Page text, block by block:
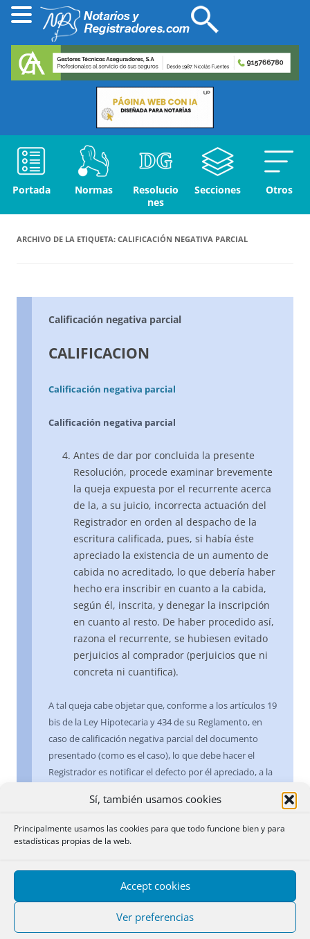
Sí, también usamos cookies
Principalmente usamos las cookies para que todo funcione bien y para
estadísticas propias de la web.
Accept cookies
Ver preferencias
Portada Normas
Resolucio
nes
Secciones Otros
ARCHIVO DE LA ETIQUETA: CALIFICACIÓN NEGATIVA PARCIAL
Calificación negativa parcial
CALIFICACION
Calificación negativa parcial
Calificación negativa parcial
Antes de dar por concluida la presente
Resolución, procede examinar brevemente
la queja expuesta por el recurrente acerca
de la, a su juicio, incorrecta actuación del
Registrador en orden al despacho de la
escritura calificada, pues, si había éste
apreciado la existencia de un aumento de
cabida no acreditado, lo que debería haber
hecho era inscribir en cuanto a la cabida,
según él, inscrita, y denegar la inscripción
en cuanto al resto. De haber procedido así,
razona el recurrente, se hubiesen evitado
perjuicios al comprador (perjuicios que ni
concreta ni cuantifica).
A tal queja cabe objetar que, conforme a los artículos 19
bis de la Ley Hipotecaria y 434 de su Reglamento, en
caso de calificación negativa parcial del documento
presentado (como es el caso), lo que debe hacer el
Registrador es notificar el defecto por él apreciado, a la
solicitar la inscripción parcial del documento, sin
inscrito. En esta misma línea, y acorde con el principio
Dirección General en el sentido de que el Registrador ha
de atenerse a lo querido por las partes en el
documento presentado, sin poder actuar de oficio ni
practicar asientos distintos de los solicitados